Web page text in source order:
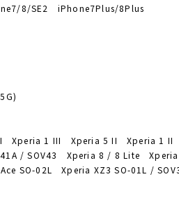
8/SE2 iPhone7Plus/8Plus
Xperia 1 III Xperia 5 II Xperia 1 II
/ SOV43 Xperia 8 / 8 Lite
SO-02L Xperia XZ3 SO-01L /